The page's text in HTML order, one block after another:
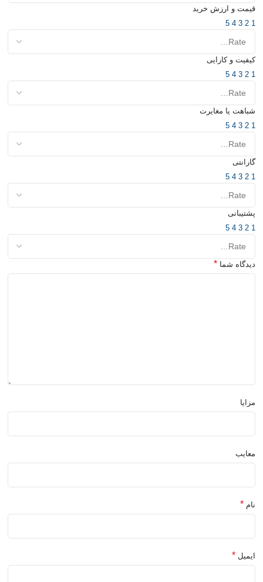
قیمت و ارزش خرید
1
2
3
4
5
کیفیت و کارایی
1
2
3
4
5
شباهت یا مغایرت
1
2
3
4
5
گارانتی
1
2
3
4
5
پشتیبانی
1
2
3
4
5
دیدگاه شما *
مزایا
معایب
نام *
ایمیل *